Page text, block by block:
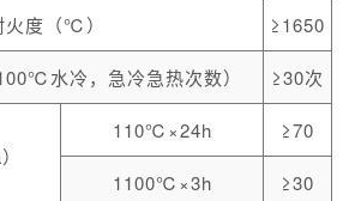
火度（℃） ≥1650
水冷，急冷急热次数） ≥30次
110℃×24h ≥70
1100℃×3h ≥30